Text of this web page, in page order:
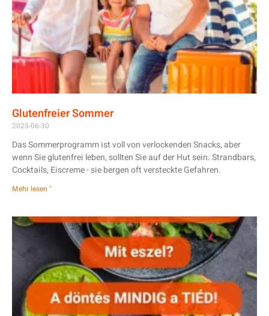
Glutenfreier Sommer
2025-06-30
Das Sommerprogramm ist voll von verlockenden Snacks, aber
wenn Sie glutenfrei leben, sollten Sie auf der Hut sein. Strandbars,
Cocktails, Eiscreme - sie bergen oft versteckte Gefahren.
Mehr lesen "